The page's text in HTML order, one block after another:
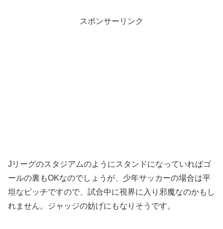
スポンサーリンク
Jリーグのスタジアムのようにスタンドになっていればゴ
ールの裏もOKなのでしょうが、少年サッカーの場合は平
坦なピッチですので、試合中に視界に入り邪魔なのかもし
れません。ジャッジの妨げにもなりそうです。